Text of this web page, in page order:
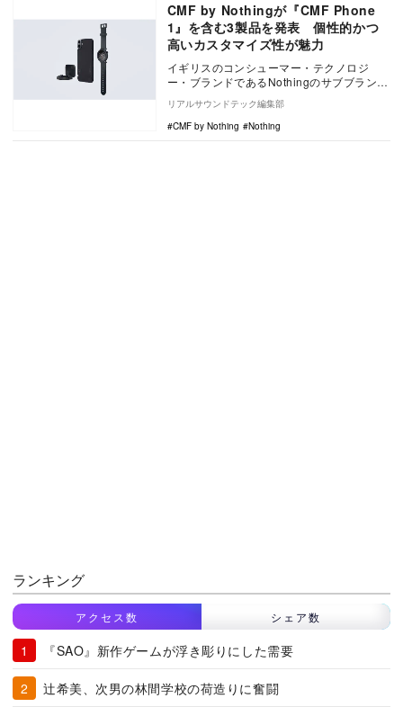
CMF by Nothingが『CMF Phone
1』を含む3製品を発表 個性的かつ
高いカスタマイズ性が魅力
イギリスのコンシューマー・テクノロジ
ー・ブランドであるNothingのサブブランド
「CMF by Nothing」は、『CMF …
リアルサウンドテック編集部
CMF by Nothing
Nothing
ランキング
アクセス数 シェア数
『SAO』新作ゲームが浮き彫りにした需要
辻希美、次男の林間学校の荷造りに奮闘